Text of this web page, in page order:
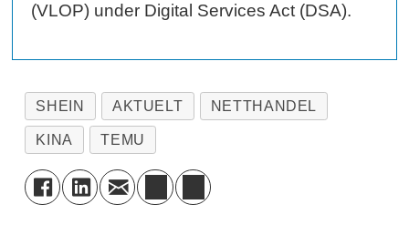
(VLOP) under Digital Services Act (DSA).
SHEIN AKTUELT NETTHANDEL
KINA TEMU